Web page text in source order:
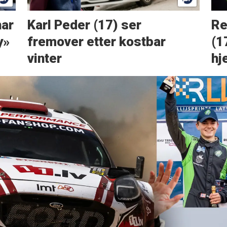
Karl Peder (17) ser
fremover etter kostbar
vinter